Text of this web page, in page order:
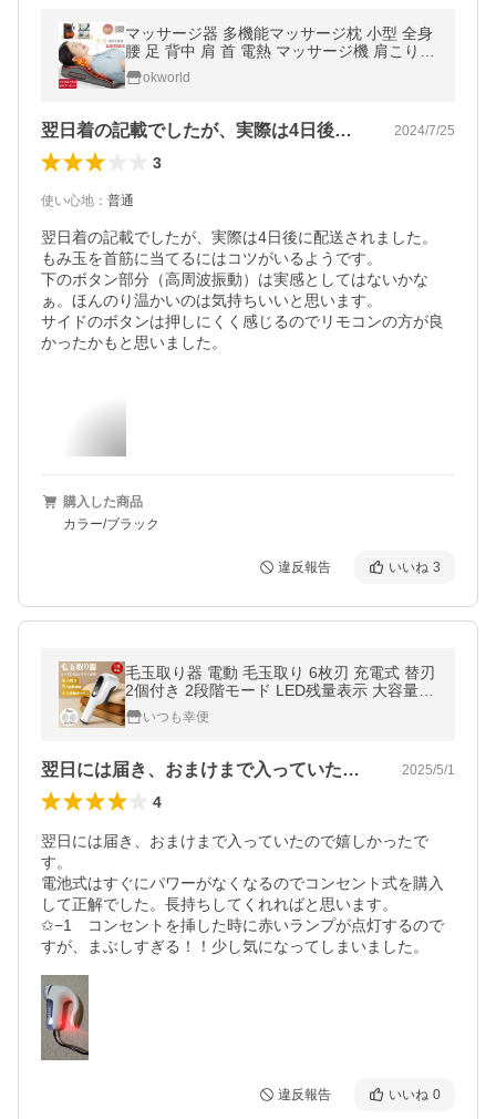
マッサージ器 多機能マッサージ枕 小型 全身
腰 足 背中 肩 首 電熱 マッサージ機 肩こり
ネックピロー ネックマッサージャー プレゼ
ント温熱 母の日 ギフト
okworld
翌日着の記載でしたが、実際は4日後に配… 2024/7/25
3
使い心地 ： 普通
翌日着の記載でしたが、実際は4日後に配送されました。
もみ玉を首筋に当てるにはコツがいるようです。
下のボタン部分（高周波振動）は実感としてはないかな
ぁ。ほんのり温かいのは気持ちいいと思います。
サイドのボタンは押しにくく感じるのでリモコンの方が良
かったかもと思いました。
購入した商品
カラー/ブラック
違反報告 いいね 3
毛玉取り器 電動 毛玉取り 6枚刃 充電式 替刃
2個付き 2段階モード LED残量表示 大容量ボ
ックス 安全装置 生地を傷めない 日本語説明
書 いつも幸便
翌日には届き、おまけまで入っていたので… 2025/5/1
4
翌日には届き、おまけまで入っていたので嬉しかったで
す。
電池式はすぐにパワーがなくなるのでコンセント式を購入
して正解でした。長持ちしてくれればと思います。
✩−1　コンセントを挿した時に赤いランプが点灯するので
違反報告 いいね 0